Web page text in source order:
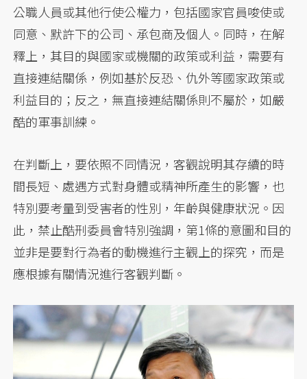
公職人員或其他行使公權力，包括國家官員唆使或
同意、默許下的公司、承包商及個人。同時，在解
釋上，其目的與國家或機關的政策或利益，需要有
直接連結關係，例如基於反恐、仇外等國家政策或
利益目的；反之，無直接連結關係則不屬於，如嚴
酷的軍事訓練。
在判斷上，要依照不同情況，客觀說明其存續的時
間長短、處遇方式對身體或精神所產生的影響，也
特別要考量到受害者的性別，年齡與健康狀況。因
此，禁止酷刑委員會特別強調，第1條的意圖和目的
並非是要對行為者的動機進行主觀上的探究，而是
應根據有關情況進行客觀判斷。